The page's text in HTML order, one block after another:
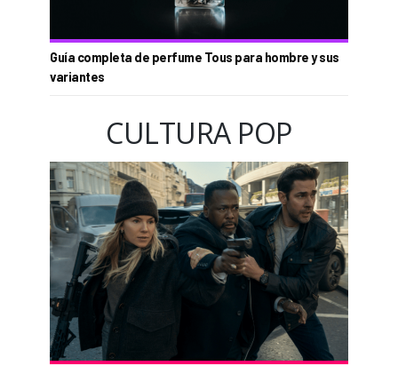
Guía completa de perfume Tous para hombre y sus
variantes
CULTURA POP